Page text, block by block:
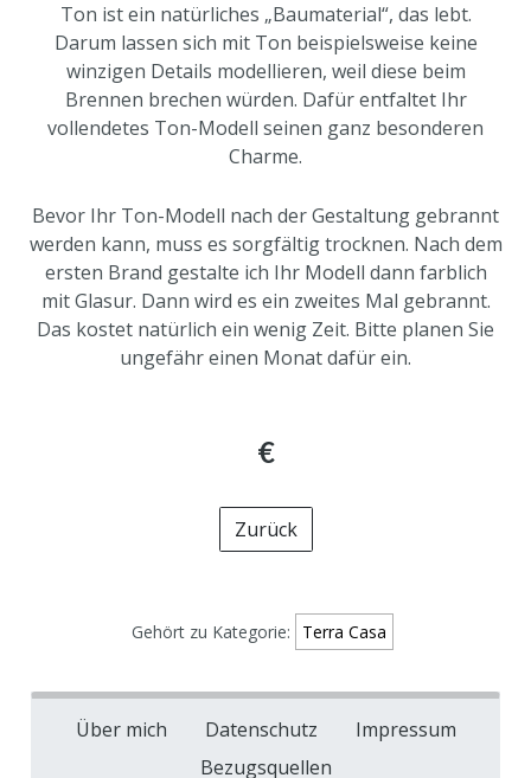
Ton ist ein natürliches „Baumaterial“, das lebt.
Darum lassen sich mit Ton beispielsweise keine
winzigen Details modellieren, weil diese beim
Brennen brechen würden. Dafür entfaltet Ihr
vollendetes Ton-Modell seinen ganz besonderen
Charme.
Bevor Ihr Ton-Modell nach der Gestaltung gebrannt
werden kann, muss es sorgfältig trocknen. Nach dem
ersten Brand gestalte ich Ihr Modell dann farblich
mit Glasur. Dann wird es ein zweites Mal gebrannt.
Das kostet natürlich ein wenig Zeit. Bitte planen Sie
ungefähr einen Monat dafür ein.
€
Zurück
Gehört zu Kategorie: Terra Casa
Über mich Datenschutz
Impressum
Bezugsquellen